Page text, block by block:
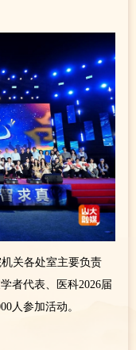
关各处室主要负责
者代表、医科2026届
人参加活动。